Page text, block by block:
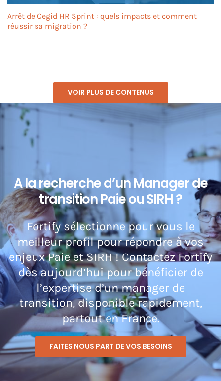
Arrêt de Cegid HR Sprint : quels impacts et comment
réussir sa migration ?
VOIR PLUS DE CONTENUS
A la recherche d’un Manager de
transition Paie ou SIRH ?
Fortify sélectionne pour vous le
meilleur profil pour répondre à vos
enjeux Paie et SIRH ! Contactez Fortify
dès aujourd’hui pour bénéficier de
l’expertise d’un manager de
transition, disponible rapidement,
partout en France.
FAITES NOUS PART DE VOS BESOINS